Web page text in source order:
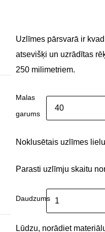
Uzlīmes pārsvarā ir
atsevišķi un uzrādītas
250 milimetriem.
Malas
garums
Noklusētais uzlīmes
Parasti uzlīmju skaitu
Daudzums
Lūdzu, norādiet